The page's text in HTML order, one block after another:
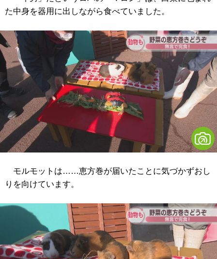
た中身を器用に出しながら食べていました。
モルモットは……恵方巻が届いたことに気づかずおし
りを向けています。